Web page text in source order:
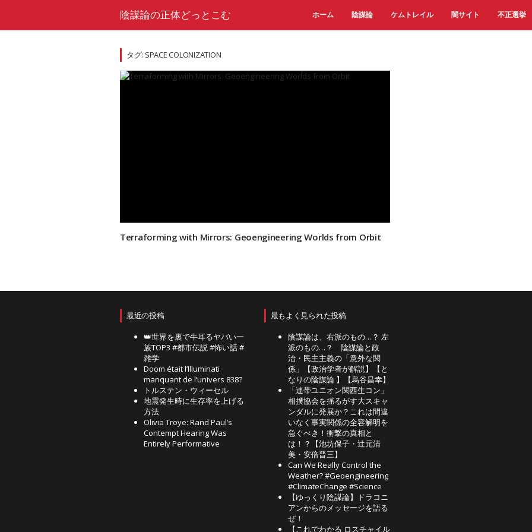
陰謀論の正体どっとこむ ホーム 陰謀論 ケムトレイル 闇サイト 不正選挙
タグ: SPACE COLONIZATION
Terraforming with Mirrors: Geoengineering Worlds from Orbit
最近の投稿
👑世界を裏で牛耳るヤバい一
族TOP3 #都市伝説 #怖い話 #
雑学
Doom était l’Illuminati
manquant de l’univers 838?
トルステン・ウィーセル
地震発生時に生存率を上げる
方法
Olivia Troye: Rand Paul’s
Contempt Hearing Was
Entirely Performative
最もよく見られた投稿
陰謀論は、右派のもの…？ 左
派のもの…？ 陰謀論と政
治・民主主義の「意外な関
係」【政治学者が解説】【と
なりの陰謀論 】【烏谷昌幸】
「連帯ユニオン関西生コン」
相撲協会を揺るがす大スキャ
ンダルに発展か？これは間違
いなく事実関係の全容解明を
急ぐべき！衝撃の真相と
は！？【池坊保子・辻元清
美・安倍晋三】
Can We Really Control the
Weather? #Geoengineering
#ClimateChange #Science
【ゆっくり陰謀論】ドラコニ
アンからのメッセージを語る
ぜ！
【これでわかる ロスチャイル